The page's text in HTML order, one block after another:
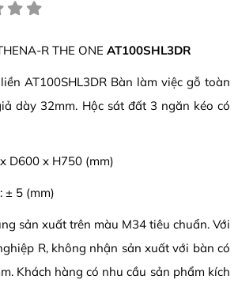
R THE ONE AT100SHL3DR
AT100SHL3DR Bàn làm việc gỗ toàn
dày 32mm. Hộc sát đất 3 ngăn kéo có
D600 x H750 (mm)
± 5 (mm)
sản xuất trên màu M34 tiêu chuẩn. Với
R, không nhận sản xuất với bàn có
Khách hàng có nhu cầu sản phẩm kích